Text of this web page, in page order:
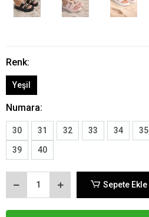
Renk:
Yeşil
Numara:
30 31 32 33 34 35
39 40
Sepete Ekle